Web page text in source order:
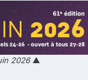
2026▲